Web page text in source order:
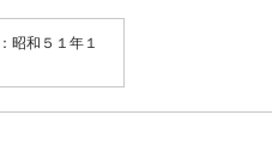
昭和５１年１